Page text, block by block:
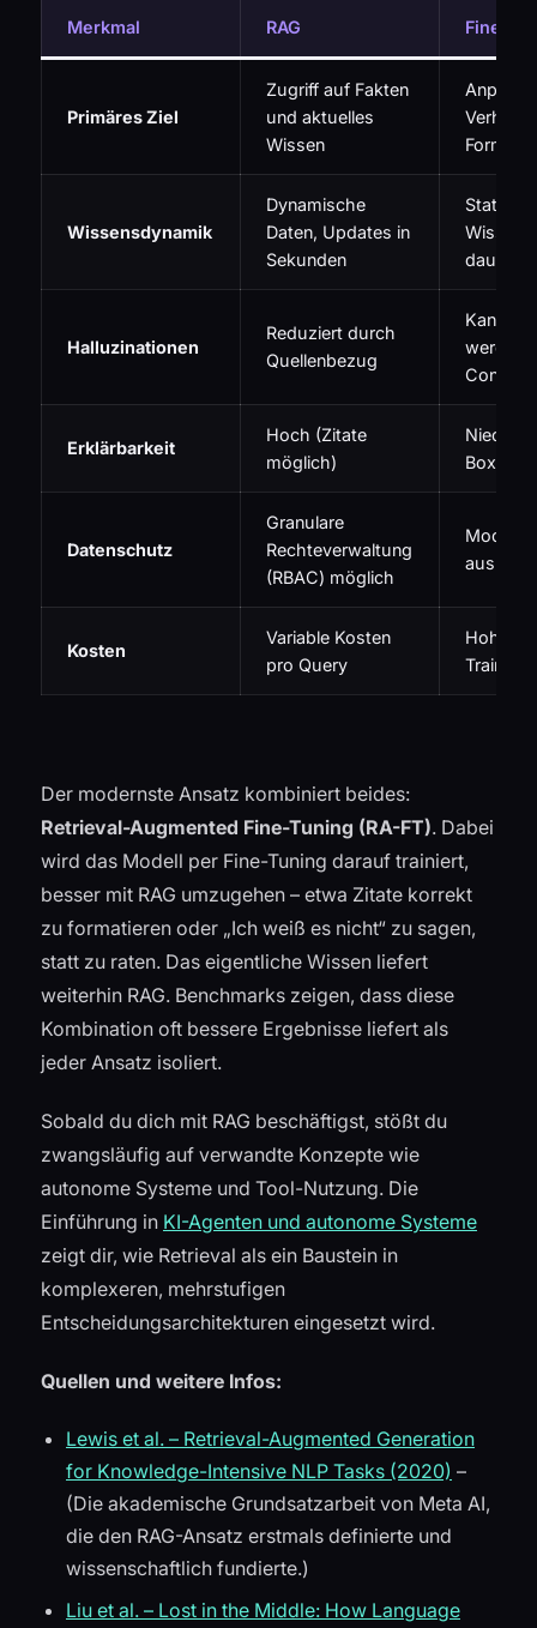
Merkmal RAG Fine-
Primäres Ziel
Zugriff auf Fakten
und aktuelles
Wissen
Format
Wissensdynamik
Dynamische
Daten, Updates in
Sekunden
Wissen,
dauern
Halluzinationen
Reduziert durch
Quellenbezug
Kann
werden
Erklärbarkeit
Hoch (Zitate
möglich)
Niedrig
Box)
Datenschutz
Granulare
Rechteverwaltung
(RBAC) möglich
Modell
aus
Kosten
Variable Kosten
pro Query
Hohe
Der modernste Ansatz kombiniert beides:
Retrieval-Augmented Fine-Tuning (RA-FT). Dabei
wird das Modell per Fine-Tuning darauf trainiert,
besser mit RAG umzugehen – etwa Zitate korrekt
zu formatieren oder „Ich weiß es nicht“ zu sagen,
statt zu raten. Das eigentliche Wissen liefert
weiterhin RAG. Benchmarks zeigen, dass diese
Kombination oft bessere Ergebnisse liefert als
jeder Ansatz isoliert.
Sobald du dich mit RAG beschäftigst, stößt du
zwangsläufig auf verwandte Konzepte wie
autonome Systeme und Tool-Nutzung. Die
Einführung in KI-Agenten und autonome Systeme
zeigt dir, wie Retrieval als ein Baustein in
komplexeren, mehrstufigen
Entscheidungsarchitekturen eingesetzt wird.
Quellen und weitere Infos:
Lewis et al. – Retrieval-Augmented Generation
for Knowledge-Intensive NLP Tasks (2020) –
(Die akademische Grundsatzarbeit von Meta AI,
die den RAG-Ansatz erstmals definierte und
wissenschaftlich fundierte.)
Liu et al. – Lost in the Middle: How Language